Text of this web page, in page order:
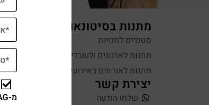
מתנות בסיטונאות
סטנדים לחנויות
מתנות לארגונים ולעובדים
מתנות לאורחים באירועים
יצירת קשר
שלחו הודעה
מ-HUG&TAG באמצעות דוא”ל ו/או SMS.